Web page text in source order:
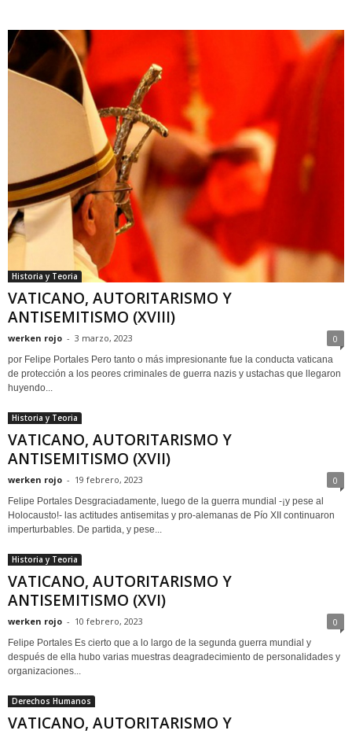
Historia y Teoria
VATICANO, AUTORITARISMO Y
ANTISEMITISMO (XVIII)
werken rojo - 3 marzo, 2023 0
por Felipe Portales Pero tanto o más impresionante fue la conducta vaticana
de protección a los peores criminales de guerra nazis y ustachas que llegaron
huyendo...
Historia y Teoria
VATICANO, AUTORITARISMO Y
ANTISEMITISMO (XVII)
werken rojo - 19 febrero, 2023 0
Felipe Portales Desgraciadamente, luego de la guerra mundial -¡y pese al
Holocausto!- las actitudes antisemitas y pro-alemanas de Pío XII continuaron
imperturbables. De partida, y pese...
Historia y Teoria
VATICANO, AUTORITARISMO Y
ANTISEMITISMO (XVI)
werken rojo - 10 febrero, 2023 0
Felipe Portales Es cierto que a lo largo de la segunda guerra mundial y
después de ella hubo varias muestras deagradecimiento de personalidades y
organizaciones...
Derechos Humanos
VATICANO, AUTORITARISMO Y